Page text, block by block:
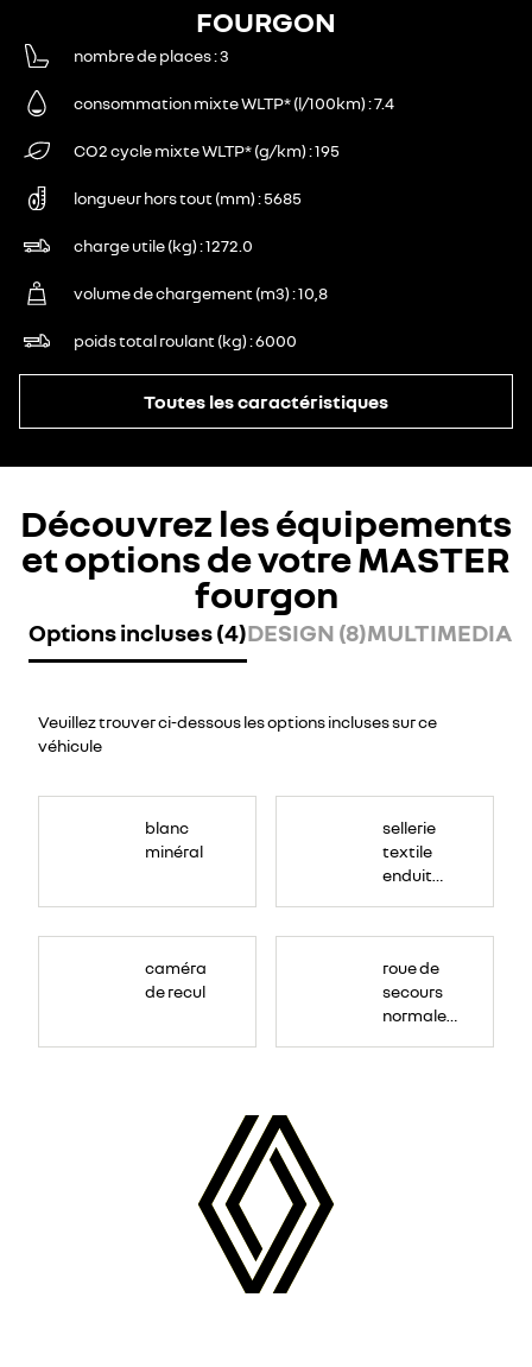
FOURGON
nombre de places 3
consommation mixte WLTP* (l/100km) 7.4
CO2 cycle mixte WLTP* (g/km) 195
longueur hors tout (mm) 5685
charge utile (kg) 1272.0
volume de chargement (m3) 10,8
poids total roulant (kg) 6000
Toutes les caractéristiques
Découvrez les équipements
et options de votre MASTER
fourgon
Options incluses (4)DESIGN (8)MULTIMEDIA
Veuillez trouver ci-dessous les options incluses sur ce
véhicule
blanc
minéral
sellerie
textile
enduit
caméra
de recul
roue de
secours
normale